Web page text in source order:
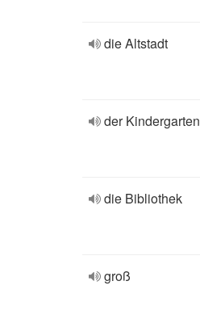
die Altstadt
der Kindergarten
die Bibliothek
groß